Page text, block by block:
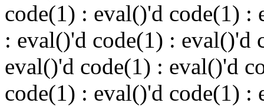
code(1) : eval()'d code(1) :
: eval()'d code(1) : eval()'d
eval()'d code(1) : eval()'d
code(1) : eval()'d code(1) :